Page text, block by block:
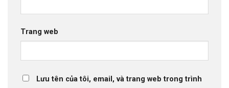
Trang web
Lưu tên của tôi, email, và trang web trong trình